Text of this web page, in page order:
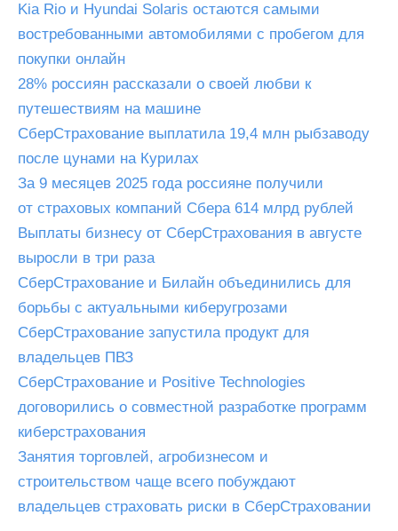
Kia Rio и Hyundai Solaris остаются самыми
востребованными автомобилями с пробегом для
покупки онлайн
28% россиян рассказали о своей любви к
путешествиям на машине
СберСтрахование выплатила 19,4 млн рыбзаводу
после цунами на Курилах
За 9 месяцев 2025 года россияне получили
от страховых компаний Сбера 614 млрд рублей
Выплаты бизнесу от СберСтрахования в августе
выросли в три раза
СберСтрахование и Билайн объединились для
борьбы с актуальными киберугрозами
СберСтрахование запустила продукт для
владельцев ПВЗ
СберСтрахование и Positive Technologies
договорились о совместной разработке программ
киберстрахования
Занятия торговлей, агробизнесом и
строительством чаще всего побуждают
владельцев страховать риски в СберСтраховании